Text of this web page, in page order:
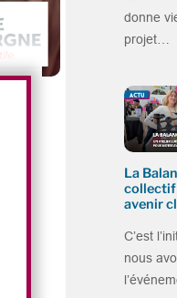
donne
projet…
La
collectif
avenir
C’est
nous